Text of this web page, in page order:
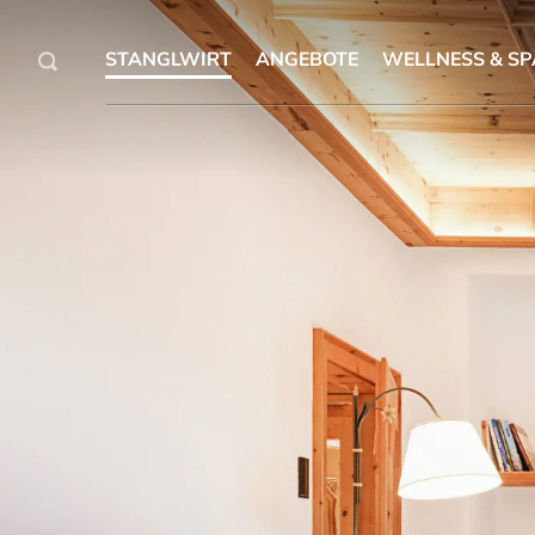
STANGLWIRT ANGEBOTE WELLNESS &